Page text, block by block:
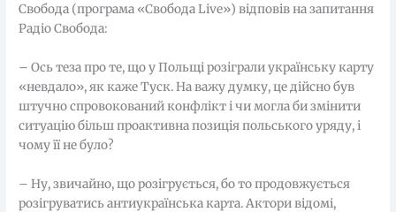
Свобода (програма «Свобода Live») відповів на запитання
Радіо Свобода:
– Ось теза про те, що у Польщі розіграли українську карту
«невдало», як каже Туск. На важу думку, це дійсно був
штучно спровокований конфлікт і чи могла би змінити
ситуацію більш проактивна позиція польського уряду, і
чому її не було?
– Ну, звичайно, що розігрується, бо то продовжується
розігруватись антиукраїнська карта. Актори відомі,